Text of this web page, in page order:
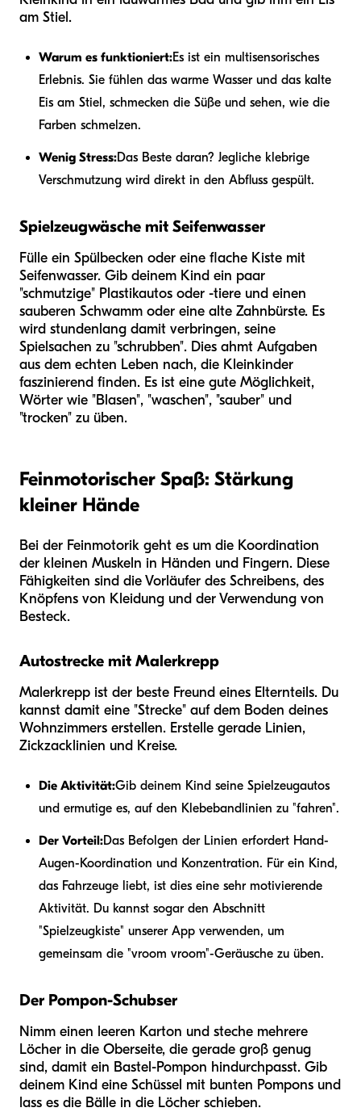
am Stiel.
Warum es funktioniert:Es ist ein multisensorisches
Erlebnis. Sie fühlen das warme Wasser und das kalte
Eis am Stiel, schmecken die Süße und sehen, wie die
Farben schmelzen.
Wenig Stress:Das Beste daran? Jegliche klebrige
Verschmutzung wird direkt in den Abfluss gespült.
Spielzeugwäsche mit Seifenwasser
Fülle ein Spülbecken oder eine flache Kiste mit
Seifenwasser. Gib deinem Kind ein paar
"schmutzige" Plastikautos oder -tiere und einen
sauberen Schwamm oder eine alte Zahnbürste. Es
wird stundenlang damit verbringen, seine
Spielsachen zu "schrubben". Dies ahmt Aufgaben
aus dem echten Leben nach, die Kleinkinder
faszinierend finden. Es ist eine gute Möglichkeit,
Wörter wie "Blasen", "waschen", "sauber" und
"trocken" zu üben.
Feinmotorischer Spaß: Stärkung
kleiner Hände
Bei der Feinmotorik geht es um die Koordination
der kleinen Muskeln in Händen und Fingern. Diese
Fähigkeiten sind die Vorläufer des Schreibens, des
Knöpfens von Kleidung und der Verwendung von
Besteck.
Autostrecke mit Malerkrepp
Malerkrepp ist der beste Freund eines Elternteils. Du
kannst damit eine "Strecke" auf dem Boden deines
Wohnzimmers erstellen. Erstelle gerade Linien,
Zickzacklinien und Kreise.
Die Aktivität:Gib deinem Kind seine Spielzeugautos
und ermutige es, auf den Klebebandlinien zu "fahren".
Der Vorteil:Das Befolgen der Linien erfordert Hand-
Augen-Koordination und Konzentration. Für ein Kind,
das Fahrzeuge liebt, ist dies eine sehr motivierende
Aktivität. Du kannst sogar den Abschnitt
"Spielzeugkiste" unserer App verwenden, um
gemeinsam die "vroom vroom"-Geräusche zu üben.
Der Pompon-Schubser
Nimm einen leeren Karton und steche mehrere
Löcher in die Oberseite, die gerade groß genug
sind, damit ein Bastel-Pompon hindurchpasst. Gib
deinem Kind eine Schüssel mit bunten Pompons und
lass es die Bälle in die Löcher schieben.